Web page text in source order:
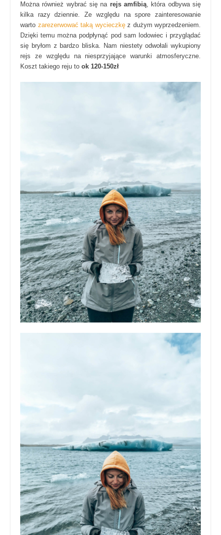
Można również wybrać się na rejs amfibią, która odbywa się
kilka razy dziennie. Ze względu na spore zainteresowanie
warto zarezerwować taką wycieczkęz dużym wyprzedzeniem.
Dzięki temu można podpłynąć pod sam lodowiec i przyglądać
się bryłom z bardzo bliska. Nam niestety odwołali wykupiony
rejs ze względu na niesprzyjające warunki atmosferyczne.
Koszt takiego reju to ok 120-150zł